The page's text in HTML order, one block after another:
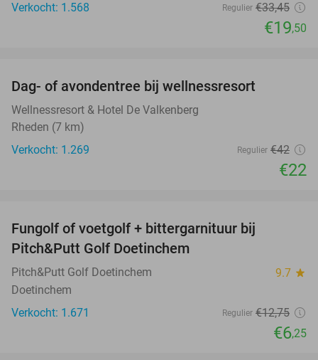
Verkocht: 1.568
Regulier €33,45
€19,50
Dag- of avondentree bij wellnessresort
Wellnessresort & Hotel De Valkenberg
Rheden (7 km)
Verkocht: 1.269
Regulier €42
€22
Fungolf of voetgolf + bittergarnituur bij
Pitch&Putt Golf Doetinchem
Pitch&Putt Golf Doetinchem 9.7 star
Doetinchem
Verkocht: 1.671
Regulier €12,75
€6,25